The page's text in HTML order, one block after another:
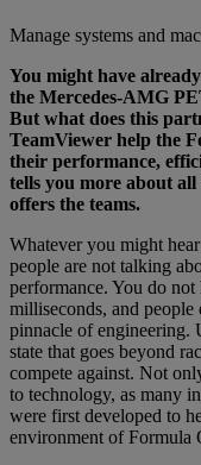
Manage systems and
You might have
the Mercedes-AMG
But what does this
TeamViewer help the
their performance,
tells you more about
offers the teams.
Whatever you might
people are not talking
performance. You do not
milliseconds, and people
pinnacle of engineering.
state that goes beyond
compete against. Not
to technology, as many
were first developed to
environment of Formula